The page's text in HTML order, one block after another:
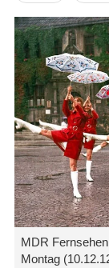
MDR
Montag